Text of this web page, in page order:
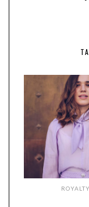
ROYALTY